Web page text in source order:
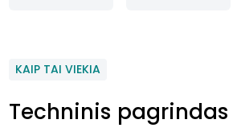
KAIP TAI VIEKIA
Techninis pagrindas